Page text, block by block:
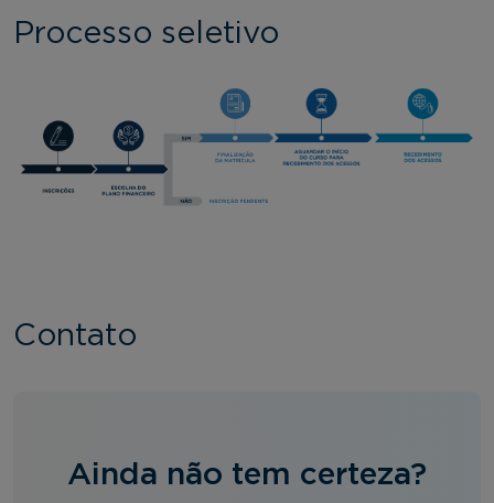
Processo seletivo
Contato
Ainda não tem certeza?